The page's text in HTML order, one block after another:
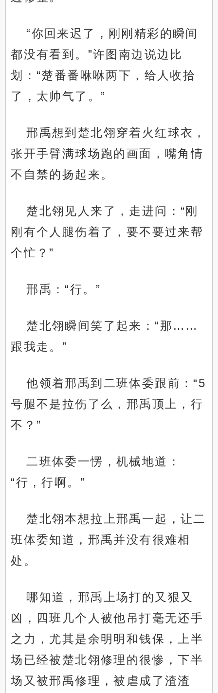
“你回来迟了，刚刚精彩的瞬间
都没有看到。”许图南边说边比
划：“楚番番咻咻两下，给人收拾
了，太帅气了。”
邢禹想到楚北翎穿着火红球衣，
张开手臂满球场跑的画面，嘴角情
不自禁的扬起来。
楚北翎见人来了，走进问：“刚
刚有个人腿伤着了，要不要过来帮
个忙？”
邢禹：“行。”
楚北翎瞬间笑了起来：“那……
跟我走。”
他领着邢禹到二班体委跟前：“5
号腿不是拉伤了么，邢禹顶上，行
不？”
二班体委一愣，机械地道：
“行，行啊。”
楚北翎本想拉上邢禹一起，让二
班体委知道，邢禹并没有很难相
处。
哪知道，邢禹上场打的又狠又
凶，四班几个人被他吊打毫无还手
之力，尤其是余明明和钱保，上半
场已经被楚北翎修理的很惨，下半
场又被邢禹修理，被虐成了渣渣